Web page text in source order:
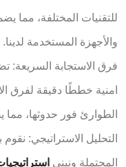
للتقنيات المختلفة، مما
والأجهزة المستخدمة لدينا.
فرق الاستجابة
امنية خططًا دقيقة لفرق
الطوارئ فور حدوثها،
التحليل الاستراتيجي:
المحتملة ونبني